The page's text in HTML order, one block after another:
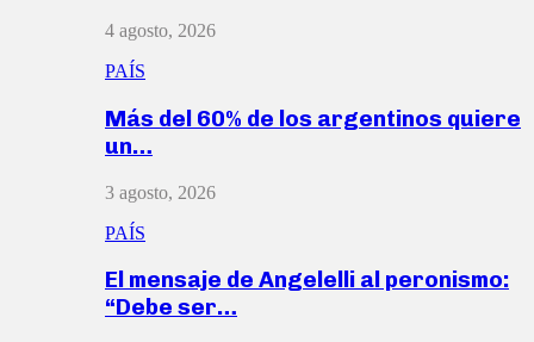
4 agosto, 2026
PAÍS
Más del 60% de los argentinos quiere
un…
3 agosto, 2026
PAÍS
El mensaje de Angelelli al peronismo:
“Debe ser…